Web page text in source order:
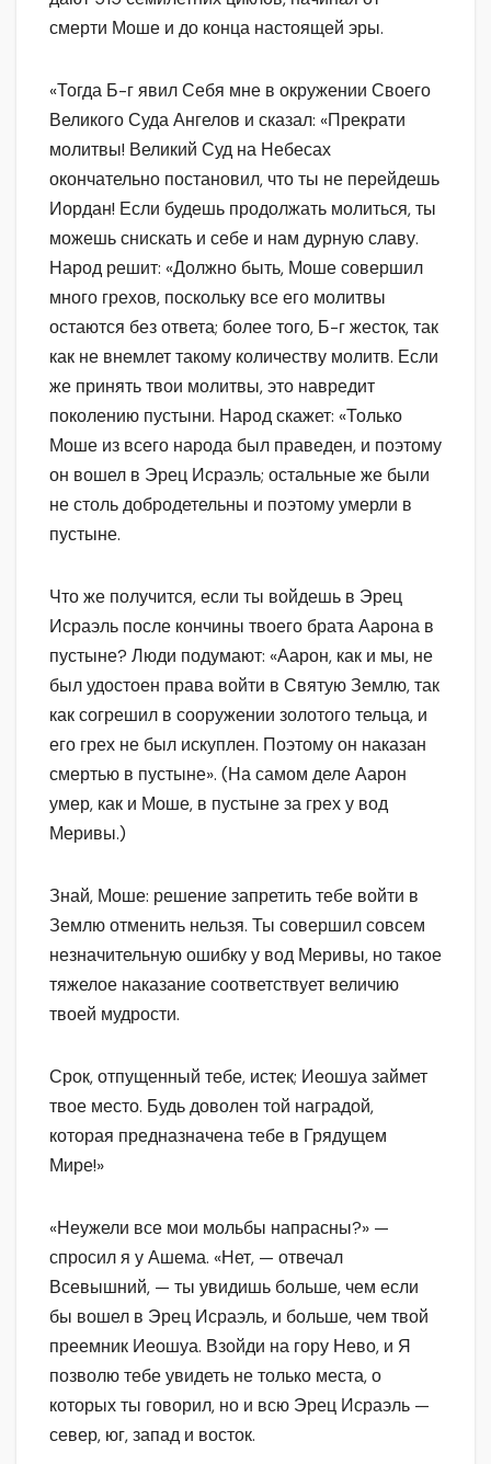
смерти Моше и до конца настоящей эры.
«Тогда Б-г явил Себя мне в окружении Своего
Великого Суда Ангелов и сказал: «Прекрати
молитвы! Великий Суд на Небесах
окончательно постановил, что ты не перейдешь
Иордан! Если будешь продолжать молиться, ты
можешь снискать и себе и нам дурную славу.
Народ решит: «Должно быть, Моше совершил
много грехов, поскольку все его молитвы
остаются без ответа; более того, Б-г жесток, так
как не внемлет такому количеству молитв. Если
же принять твои молитвы, это навредит
поколению пустыни. Народ скажет: «Только
Моше из всего народа был праведен, и поэтому
он вошел в Эрец Исраэль; остальные же были
не столь добродетельны и поэтому умерли в
пустыне.
Что же получится, если ты войдешь в Эрец
Исраэль после кончины твоего брата Аарона в
пустыне? Люди подумают: «Аарон, как и мы, не
был удостоен права войти в Святую Землю, так
как согрешил в сооружении золотого тельца, и
его грех не был искуплен. Поэтому он наказан
смертью в пустыне». (На самом деле Аарон
умер, как и Моше, в пустыне за грех у вод
Меривы.)
Знай, Моше: решение запретить тебе войти в
Землю отменить нельзя. Ты совершил совсем
незначительную ошибку у вод Меривы, но такое
тяжелое наказание соответствует величию
твоей мудрости.
Срок, отпущенный тебе, истек; Иеошуа займет
твое место. Будь доволен той наградой,
которая предназначена тебе в Грядущем
Мире!»
«Неужели все мои мольбы напрасны?» —
спросил я у Ашема. «Нет, — отвечал
Всевышний, — ты увидишь больше, чем если
бы вошел в Эрец Исраэль, и больше, чем твой
преемник Иеошуа. Взойди на гору Нево, и Я
позволю тебе увидеть не только места, о
которых ты говорил, но и всю Эрец Исраэль —
север, юг, запад и восток.